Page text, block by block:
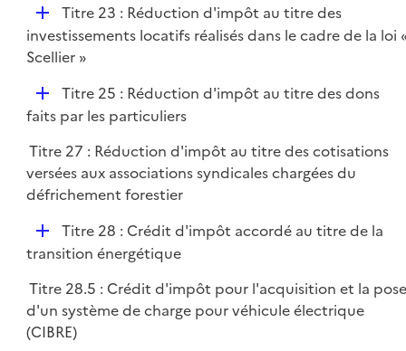
e
r
D
é
p
e
Titre 23 : Réduction d'impôt au titre des
investissements locatifs réalisés dans le cadre de la loi
Scellier »
D
é
l
i
e
Titre 25 : Réduction d'impôt au titre des dons
faits par les particuliers
Titre 27 : Réduction d'impôt au titre des cotisations
versées aux associations syndicales chargées du
défrichement forestier
D
é
l
i
e
Titre 28 : Crédit d'impôt accordé au titre de la
transition énergétique
Titre 28.5 : Crédit d'impôt pour l'acquisition et la
d'un système de charge pour véhicule électrique
(CIBRE)